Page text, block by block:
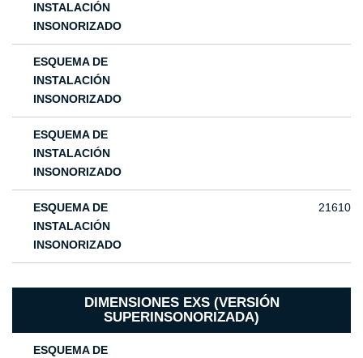
INSTALACIÓN
INSONORIZADO
ESQUEMA DE
INSTALACIÓN
INSONORIZADO
ESQUEMA DE
INSTALACIÓN
INSONORIZADO
ESQUEMA DE
INSTALACIÓN
INSONORIZADO
21610
DIMENSIONES EXS (VERSIÓN
SUPERINSONORIZADA)
ESQUEMA DE